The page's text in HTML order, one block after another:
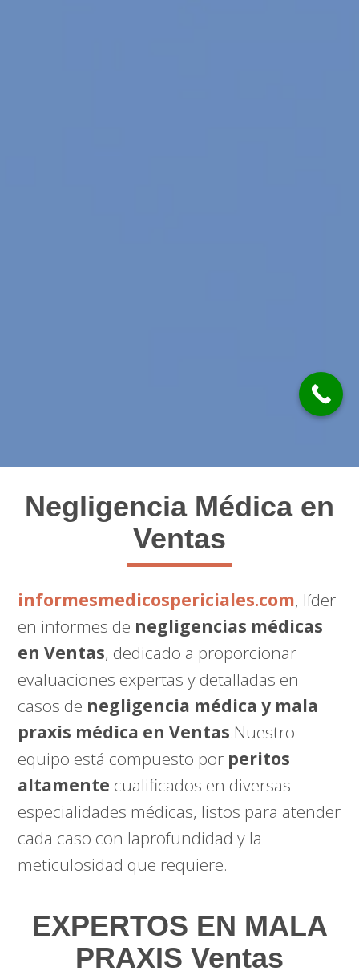
Negligencia Médica en
Ventas
informesmedicospericiales.com, líder
en informes de negligencias médicas
en Ventas, dedicado a proporcionar
evaluaciones expertas y detalladas en
casos de negligencia médica y mala
praxis médica en Ventas.Nuestro
equipo está compuesto por peritos
altamente cualificados en diversas
especialidades médicas, listos para atender
cada caso con laprofundidad y la
meticulosidad que requiere.
EXPERTOS EN MALA
PRAXIS Ventas